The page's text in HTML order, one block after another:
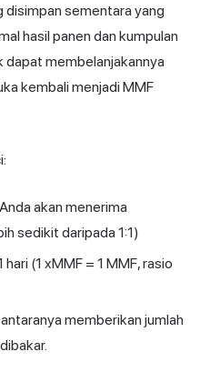
disimpan sementara yang
hasil panen dan kumpulan
membelanjakannya
kembali menjadi MMF
akan menerima
sedikit daripada 1:1)
(1 xMMF = 1 MMF, rasio
memberikan jumlah